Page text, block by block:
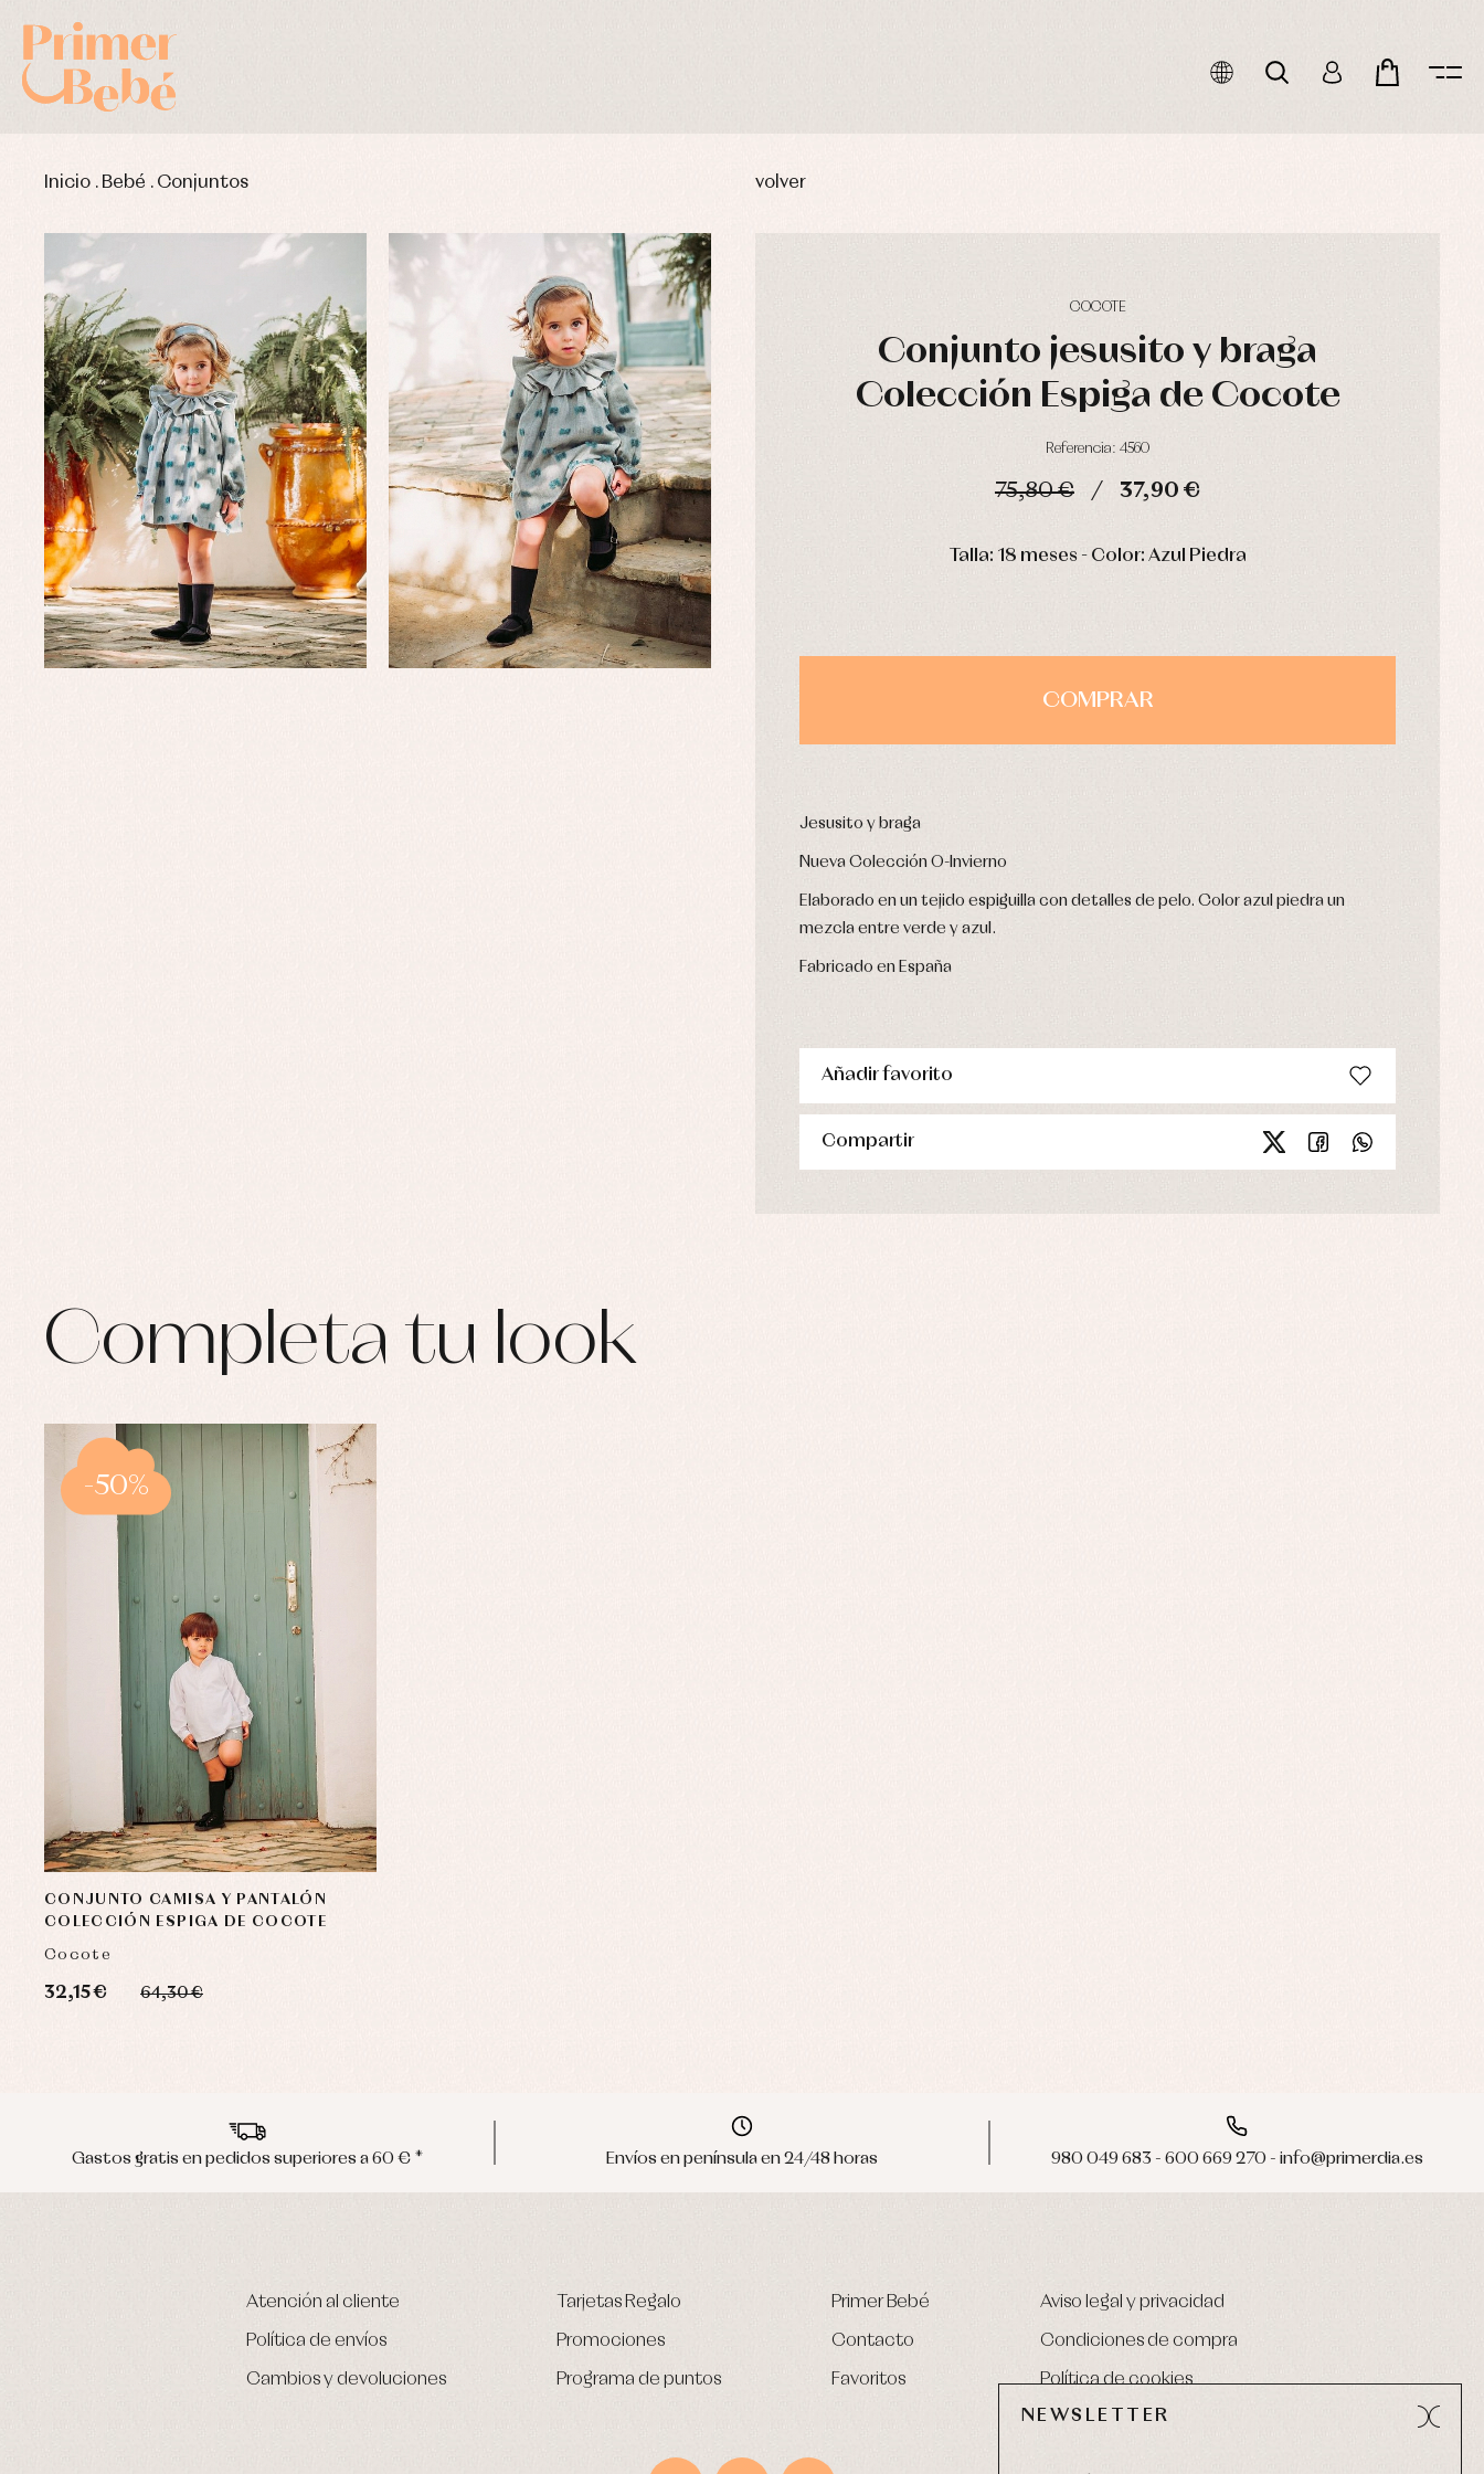
Inicio . Bebé . Conjuntos volver
COCOTE
Conjunto jesusito y braga
Colección Espiga de Cocote
Referencia: 4560
75,80 € 37,90 €
Talla: 18 meses - Color: Azul Piedra
COMPRAR
Jesusito y braga
Nueva Colección O-Invierno
Elaborado en un tejido espiguilla con detalles de pelo. Color azul piedra un
mezcla entre verde y azul.
Fabricado en España
Añadir favorito
Compartir
Completa tu look
CONJUNTO CAMISA Y PANTALÓN
COLECCIÓN ESPIGA DE COCOTE
Cocote
32,15 € 64,30 €
-50%
Gastos gratis en pedidos superiores a 60 € * Envíos en península en 24/48 horas 980 049 683 - 600 669 270 - info@primerdia.es
Atención al cliente
Política de envíos
Cambios y devoluciones
Tarjetas Regalo
Promociones
Programa de puntos
Primer Bebé
Contacto
Favoritos
Aviso legal y privacidad
Condiciones de compra
Política de cookies
NEWSLETTER
Complementos de bautizo
Conjuntos
Faldones de bautizo
Peleles y ranitas
Baberos
Blusas, camisas y jerseys
Blusas y camisas
Chaquetas y abrigos
Complementos
Conjuntos
Peleles y ranitas
Ropa interior
Vestidos
Arras y fiesta
Camisas
Chaquetas y jerseys
Pantalones
Peleles y ranitas
Ropa de abrigo